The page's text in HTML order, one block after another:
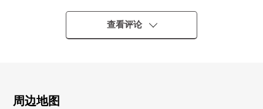
○ 1997年6月築
○ 实际使用面积：92.46平米的4LDK
○ 停车场有空位(2025年4月25日时间点)
查看评论
周边地图